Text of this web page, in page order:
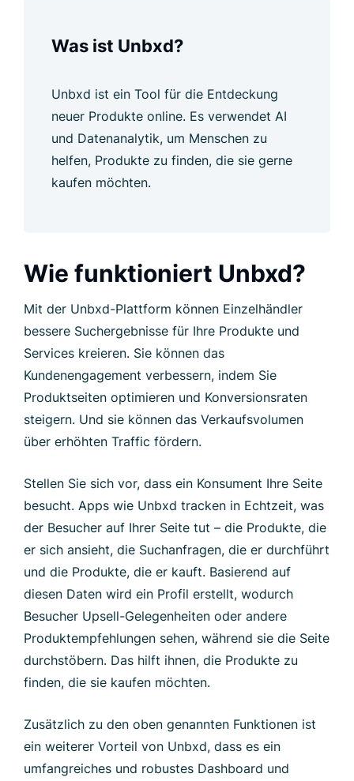
Was ist Unbxd?
Unbxd ist ein Tool für die Entdeckung
neuer Produkte online. Es verwendet AI
und Datenanalytik, um Menschen zu
helfen, Produkte zu finden, die sie gerne
kaufen möchten.
Wie funktioniert Unbxd?
Mit der Unbxd-Plattform können Einzelhändler
bessere Suchergebnisse für Ihre Produkte und
Services kreieren. Sie können das
Kundenengagement verbessern, indem Sie
Produktseiten optimieren und Konversionsraten
steigern. Und sie können das Verkaufsvolumen
über erhöhten Traffic fördern.
Stellen Sie sich vor, dass ein Konsument Ihre Seite
besucht. Apps wie Unbxd tracken in Echtzeit, was
der Besucher auf Ihrer Seite tut – die Produkte, die
er sich ansieht, die Suchanfragen, die er durchführt
und die Produkte, die er kauft. Basierend auf
diesen Daten wird ein Profil erstellt, wodurch
Besucher Upsell-Gelegenheiten oder andere
Produktempfehlungen sehen, während sie die Seite
durchstöbern. Das hilft ihnen, die Produkte zu
finden, die sie kaufen möchten.
Zusätzlich zu den oben genannten Funktionen ist
ein weiterer Vorteil von Unbxd, dass es ein
umfangreiches und robustes Dashboard und